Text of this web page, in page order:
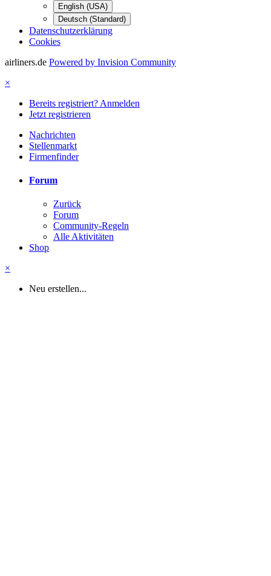
English (USA)
Deutsch (Standard)
Datenschutzerklärung
Cookies
airliners.de Powered by Invision Community
×
Bereits registriert? Anmelden
Jetzt registrieren
Nachrichten
Stellenmarkt
Firmenfinder
Forum
Zurück
Forum
Community-Regeln
Alle Aktivitäten
Shop
×
Neu erstellen...